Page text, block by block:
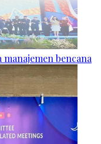
manajemen bencana